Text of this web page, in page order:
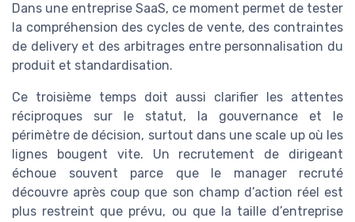
Dans une entreprise SaaS, ce moment permet de tester
la compréhension des cycles de vente, des contraintes
de delivery et des arbitrages entre personnalisation du
produit et standardisation.
Ce troisième temps doit aussi clarifier les attentes
réciproques sur le statut, la gouvernance et le
périmètre de décision, surtout dans une scale up où les
lignes bougent vite. Un recrutement de dirigeant
échoue souvent parce que le manager recruté
découvre après coup que son champ d’action réel est
plus restreint que prévu, ou que la taille d’entreprise